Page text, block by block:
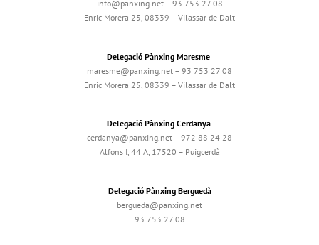
info@panxing.net – 93 753 27 08
Enric Morera 25, 08339 – Vilassar de Dalt
Delegació Pànxing Maresme
maresme@panxing.net – 93 753 27 08
Enric Morera 25, 08339 – Vilassar de Dalt
Delegació Pànxing Cerdanya
cerdanya@panxing.net – 972 88 24 28
Alfons I, 44 A, 17520 – Puigcerdà
Delegació Pànxing Berguedà
bergueda@panxing.net
93 753 27 08